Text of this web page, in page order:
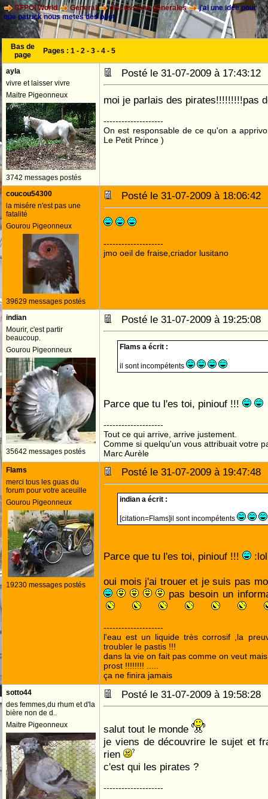
CFPOI World General discussions générales
j'ai une idee pour
que patrick nous metes des phot
Bas de
page
Pages : 1 - 2 - 3 - 4 - 5
ayla
vivre et laisser vivre
Maitre Pigeonneux
3742 messages postés
Posté le 31-07-2009 à
moi je parlais des pirates!!!!!!!!!pas
--------------------
On est responsable de ce qu'on a
Le Petit Prince )
coucou54300
la misére n'est pas une
fatalité
Gourou Pigeonneux
39629 messages postés
Posté le 31-07-2009 à
--------------------
jmo oeil de fraise,criador lusitano
indian
Mourir, c'est partir
beaucoup.
Gourou Pigeonneux
35642 messages postés
Posté le 31-07-2009 à
Flams a écrit :
il sont incompétents
Parce que tu l'es toi, piniouf !!!
--------------------
Tout ce qui arrive, arrive justement.
Comme si quelqu'un vous attribuait votre
Marc Aurèle
Flams
merci tous les guas du
forum pour votre aceuille
Gourou Pigeonneux
19230 messages postés
Posté le 31-07-2009 à
indian a écrit :
[citation=Flams]il sont incompétents
Parce que tu l'es toi, piniouf !!!
oui mois j'ai trouer et je suis pas
pas besoin un
--------------------
l'eau est un liquide très corrosif ,la
troubler le pastis !!!
dans la vie on fait pas comme on veut
prost !!!!!!!! .....
ça ne finira jamais
sotto44
des femmes,du rhum et d'la
bière non de d..
Maitre Pigeonneux
Posté le 31-07-2009 à
salut tout le monde
je viens de découvrire le sujet et
rien
c'est qui les pirates ?
--------------------